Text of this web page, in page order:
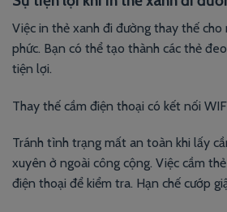
Việc in thẻ xanh đi đường thay thế cho
phức. Bạn có thể tạo thành các thẻ
tiện lợi.
Thay thế cầm điện thoại có kết nối
Tránh tình trạng mất an toàn khi lấy
xuyên ở ngoài công cộng. Việc cầm
điện thoại để kiểm tra. Hạn chế cướp